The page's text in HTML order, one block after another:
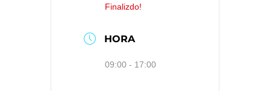
Finalizdo!
HORA
09:00 - 17:00